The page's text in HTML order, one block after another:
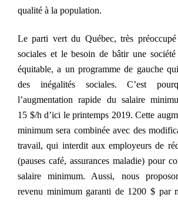
qualité à la population.
Le parti vert du Québec, très
sociales et le besoin de bâtir une
équitable,a un programme de gauche
des inégalités sociales. C’est
l’augmentation rapide du salaire
15 $/h d’ici le printemps 2019. Cette
minimum sera combinée avec des
travail, qui interdit aux employeurs de
(pauses café, assurances maladie) pour
salaire minimum. Aussi, nous
revenu minimum garanti de 1200 $ par